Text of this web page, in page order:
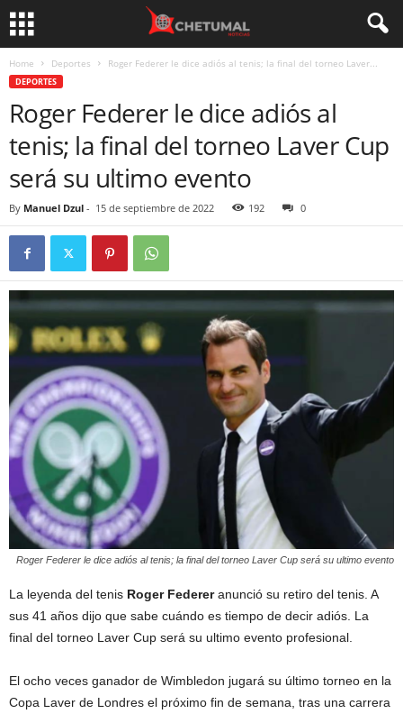
Home Deportes Roger Federer le dice adiós al tenis; la final del torneo Laver...
DEPORTES
Roger Federer le dice adiós al
tenis; la final del torneo Laver Cup
será su ultimo evento
By Manuel Dzul - 15 de septiembre de 2022 192 0
Roger Federer le dice adiós al tenis; la final del torneo Laver Cup será su ultimo evento
La leyenda del tenis Roger Federeranunció su retiro del tenis. A
sus 41 años dijo que sabe cuándo es tiempo de decir adiós. La
final del torneo Laver Cup será su ultimo evento profesional.
El ocho veces ganador de Wimbledon jugará su último torneo en la
Copa Laver de Londres el próximo fin de semana, tras una carrera